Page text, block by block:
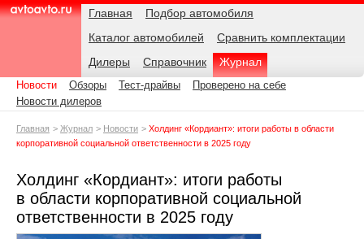
AvtoAvto.ru
Навигация Главная
Подбор автомобиля
Каталог автомобилей
Сравнить комплектации
Дилеры
Справочник Журнал
Подразделы
Новости Обзоры Тест-драйвы
Проверено на себе
Новости дилеров
Родительские
Главная Журнал Новости
Холдинг «Кордиант»: итоги работы в области
корпоративной социальной ответственности в 2025 году
Холдинг «Кордиант»: итоги работы
в области корпоративной социальной
ответственности в 2025 году
Дата: